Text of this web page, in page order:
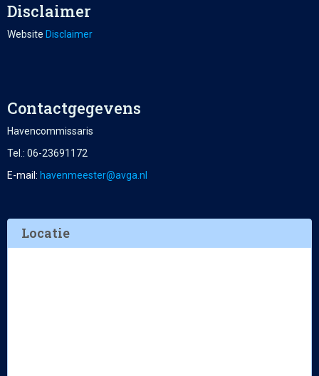
Disclaimer
Website Disclaimer
Contactgegevens
Havencommissaris
Tel.: 06-23691172
E-mail: retseemnevah@avga.nl
Locatie